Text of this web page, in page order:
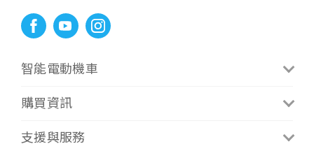
智能電動機車
CoolOne
i-One Air
S6 Rex
S7R Techno
購買資訊
門市資訊
支援與服務